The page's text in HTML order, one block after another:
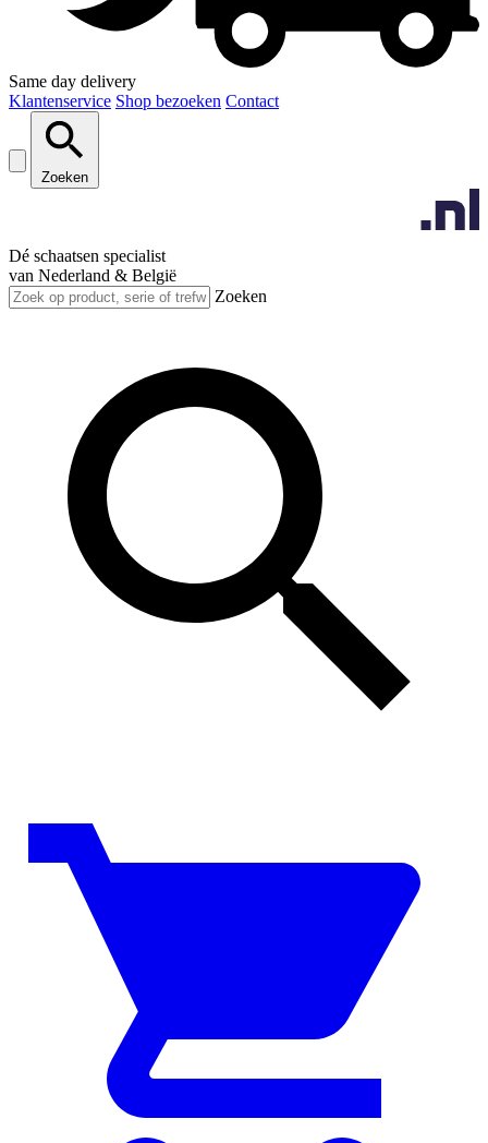
Same day delivery
Klantenservice Shop bezoeken Contact
Zoeken
Dé schaatsen specialist
van Nederland & België
Zoeken